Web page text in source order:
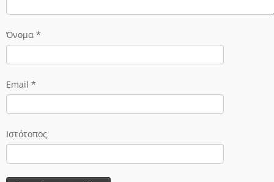
Όνομα *
Email *
Ιστότοπος